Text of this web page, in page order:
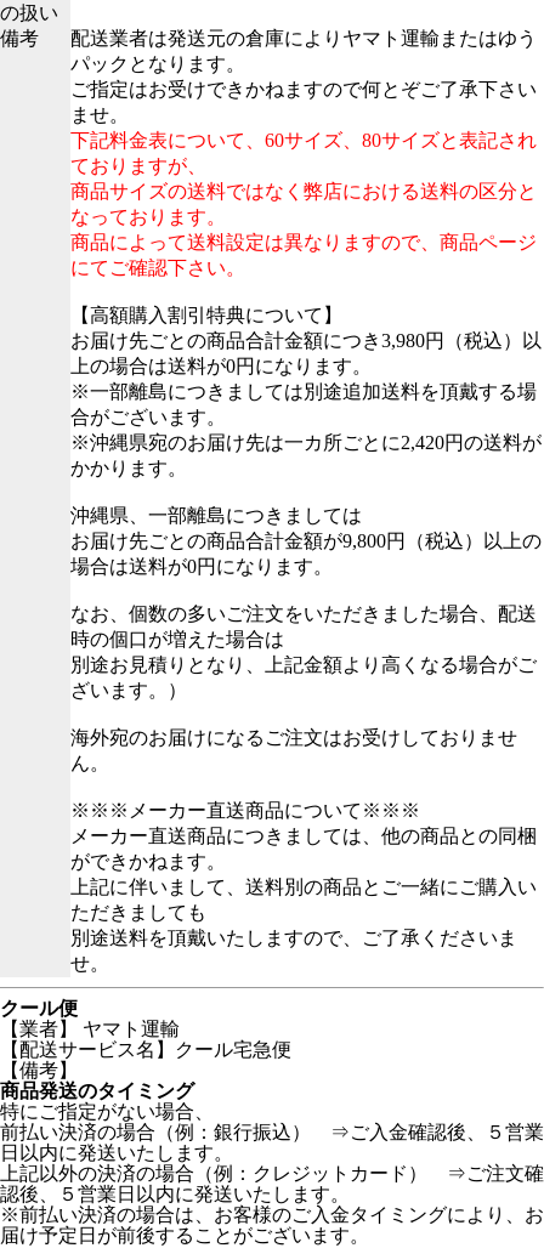
の扱い
備考
配送業者は発送元の倉庫によりヤマト運輸またはゆう
パックとなります。
ご指定はお受けできかねますので何とぞご了承下さい
ませ。
下記料金表について、60サイズ、80サイズと表記され
ておりますが、
商品サイズの送料ではなく弊店における送料の区分と
なっております。
商品によって送料設定は異なりますので、商品ページ
にてご確認下さい。
【高額購入割引特典について】
お届け先ごとの商品合計金額につき3,980円（税込）以
上の場合は送料が0円になります。
※一部離島につきましては別途追加送料を頂戴する場
合がございます。
※沖縄県宛のお届け先は一カ所ごとに2,420円の送料が
かかります。
沖縄県、一部離島につきましては
お届け先ごとの商品合計金額が9,800円（税込）以上の
場合は送料が0円になります。
なお、個数の多いご注文をいただきました場合、配送
時の個口が増えた場合は
別途お見積りとなり、上記金額より高くなる場合がご
ざいます。）
海外宛のお届けになるご注文はお受けしておりませ
ん。
※※※メーカー直送商品について※※※
メーカー直送商品につきましては、他の商品との同梱
ができかねます。
上記に伴いまして、送料別の商品とご一緒にご購入い
ただきましても
別途送料を頂戴いたしますので、ご了承くださいま
せ。
クール便
【業者】 ヤマト運輸
【配送サービス名】クール宅急便
【備考】
商品発送のタイミング
特にご指定がない場合、
前払い決済の場合（例：銀行振込） ⇒ご入金確認後、５営業
日以内に発送いたします。
上記以外の決済の場合（例：クレジットカード） ⇒ご注文確
認後、５営業日以内に発送いたします。
※前払い決済の場合は、お客様のご入金タイミングにより、お
届け予定日が前後することがございます。